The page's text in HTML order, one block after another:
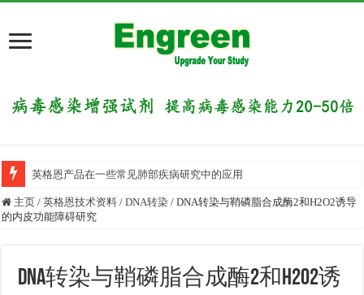
英格恩产品在一些常见肺部疾病研究中的应用
主页 / 英格恩技术资料 / DNA转染 / DNA转染与鞘磷脂合成酶2和H2O2诱导
的内皮功能障碍研究
DNA转染与鞘磷脂合成酶2和H2O2诱